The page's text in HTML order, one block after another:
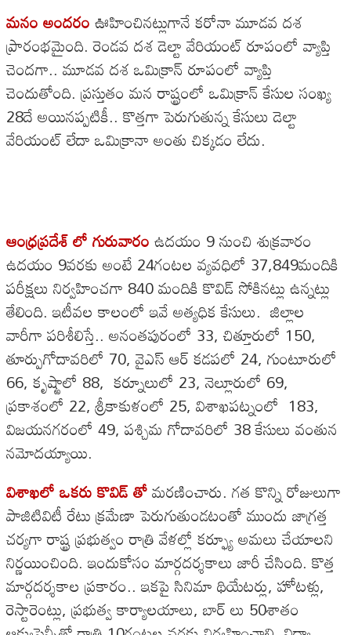
మనం అందరంఊహించినట్లుగానే కరోనా మూడవ దశ
ప్రారంభమైంది. రెండవ దశ డెల్టా వేరియంట్ రూపంలో వ్యాప్తి
చెందగా.. మూడవ దశ ఒమిక్రాన్ రూపంలో వ్యాప్తి
చెందుతోంది. ప్రస్తుతం మన రాష్ట్రంలో ఒమిక్రాన్ కేసుల సంఖ్య
28దే అయినప్పటికీ.. కొత్తగా పెరుగుతున్న కేసులు డెల్టా
వేరియంట్ లేదా ఒమిక్రానా అంతు చిక్కడం లేదు.
ఆంధ్రప్రదేశ్ లో గురువారంఉదయం 9 నుంచి శుక్రవారం
ఉదయం 9వరకు అంటే 24గంటల వ్యవధిలో 37,849మందికి
పరీక్షలు నిర్వహించగా 840 మందికి కొవిడ్ సోకినట్లు ఉన్నట్లు
తేలింది. ఇటీవల కాలంలో ఇవే అత్యధిక కేసులు. జిల్లాల
వారీగా పరిశీలిస్తే.. అనంతపురంలో 33, చిత్తూరులో 150,
తూర్పుగోదావరిలో 70, వైఎస్ ఆర్ కడపలో 24, గుంటూరులో
66, కృష్ఱాలో 88, కర్నూలులో 23, నెల్లూరులో 69,
ప్రకాశంలో 22, శ్రీకాకుళంలో 25, విశాఖపట్నంలో 183,
విజయనగరంలో 49, పశ్చిమ గోదావరిలో 38 కేసులు వంతున
నమోదయ్యాయి.
విశాఖలో ఒకరు కొవిడ్ తోమరణించారు. గత కొన్ని రోజులుగా
పాజిటివిటీ రేటు క్రమేణా పెరుగుతుండటంతో ముందు జాగ్రత్త
చర్యగా రాష్ట్ర ప్రభుత్వం రాత్రి వేళల్లో కర్ఫ్యూ అమలు చేయాలని
నిర్ణయించింది. ఇందుకోసం మార్గదర్శకాలు జారీ చేసింది. కొత్త
మార్గదర్శకాల ప్రకారం.. ఇకపై సినిమా థియేటర్లు, హోటళ్లు,
రెస్టారెంట్లు, ప్రభుత్వ కార్యాలయాలు, బార్ లు 50శాతం